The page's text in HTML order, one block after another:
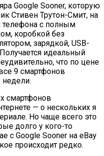
Google Sooner, которую
Стивен Трутон-Смит, на
телефона с полным
коробкой без
зарядкой, USB-
идеальный
что по цене
9 смартфонов
смартфонов
— о нескольких я
Но чаще всего это
долго у кого-то
с Google Sooner на eBay
происходит редко.